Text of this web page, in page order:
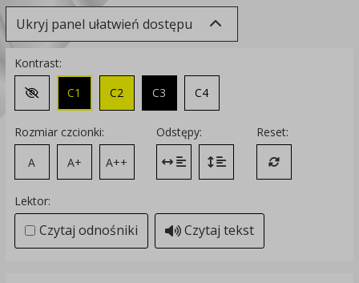
Ukryj panel ułatwień dostępu
Kontrast:
Zmień kontrast na domyślny
C1 C2 C3 C4
Rozmiar czcionki:
A
A+ A++
Odstępy:
Zmień odstęp między literami
Zmień interlinię i margines
Reset:
Przywróć
Lektor:
Czytaj odnośniki Czytaj tekst